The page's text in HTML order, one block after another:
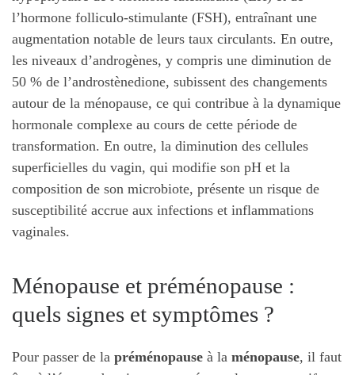
l’hormone folliculo-stimulante (FSH), entraînant une
augmentation notable de leurs taux circulants. En outre,
les niveaux d’androgènes, y compris une diminution de
50 % de l’androstènedione, subissent des changements
autour de la ménopause, ce qui contribue à la dynamique
hormonale complexe au cours de cette période de
transformation. En outre, la diminution des cellules
superficielles du vagin, qui modifie son pH et la
composition de son microbiote, présente un risque de
susceptibilité accrue aux infections et inflammations
vaginales.
Ménopause et préménopause :
quels signes et symptômes ?
Pour passer de la préménopause à la ménopause, il faut